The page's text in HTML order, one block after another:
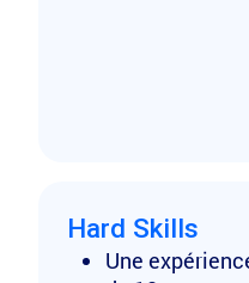
Hard Skills
Une